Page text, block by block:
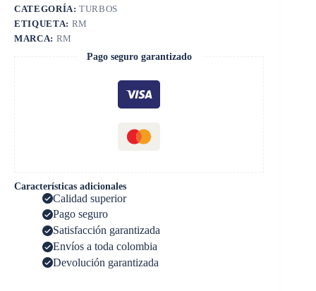
CATEGORÍA:TURBOS
ETIQUETA: RM
MARCA: RM
Pago seguro garantizado
Características adicionales
Calidad superior
Pago seguro
Satisfacción garantizada
Envíos a toda colombia
Devolución garantizada